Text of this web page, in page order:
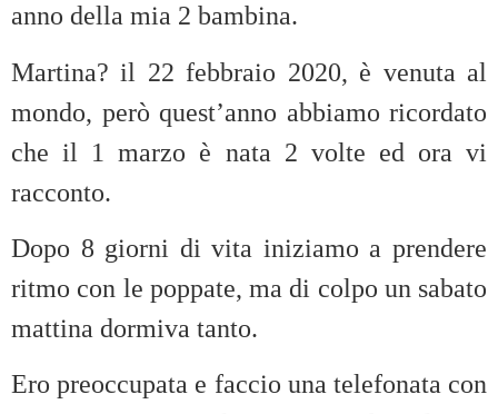
anno della mia 2 bambina.
Martina? il 22 febbraio 2020, è venuta al
mondo, però quest’anno abbiamo ricordato
che il 1 marzo è nata 2 volte ed ora vi
racconto.
Dopo 8 giorni di vita iniziamo a prendere
ritmo con le poppate, ma di colpo un sabato
mattina dormiva tanto.
Ero preoccupata e faccio una telefonata con